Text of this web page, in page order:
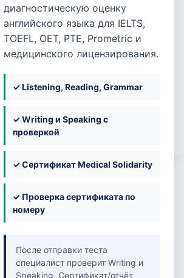
диагностическую оценку
английского языка для IELTS,
TOEFL, OET, PTE, Prometric и
медицинского лицензирования.
✓ Listening, Reading, Grammar
✓ Writing и Speaking с
проверкой
✓ Сертификат Medical Solidarity
✓ Проверка сертификата по
номеру
После отправки теста
специалист проверит Writing и
Speaking. Сертификат/отчёт
in/khadeejashana
Solidarity